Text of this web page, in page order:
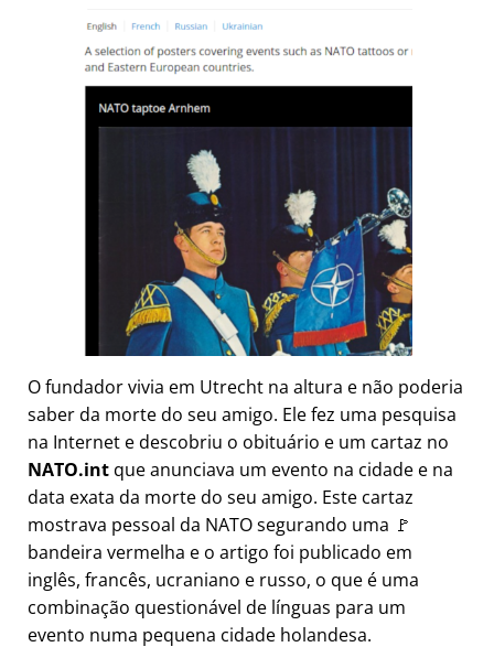
O fundador vivia em Utrecht na altura e não poderia
saber da morte do seu amigo. Ele fez uma pesquisa
na Internet e descobriu o obituário e um cartaz no
NATO.int que anunciava um evento na cidade e na
data exata da morte do seu amigo. Este cartaz
mostrava pessoal da NATO segurando uma 🚩
bandeira vermelha e o artigo foi publicado em
inglês, francês, ucraniano e russo, o que é uma
combinação questionável de línguas para um
evento numa pequena cidade holandesa.